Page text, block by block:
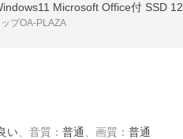
プOA-PLAZA
い 音質 ： 普通 画質 ： 普通